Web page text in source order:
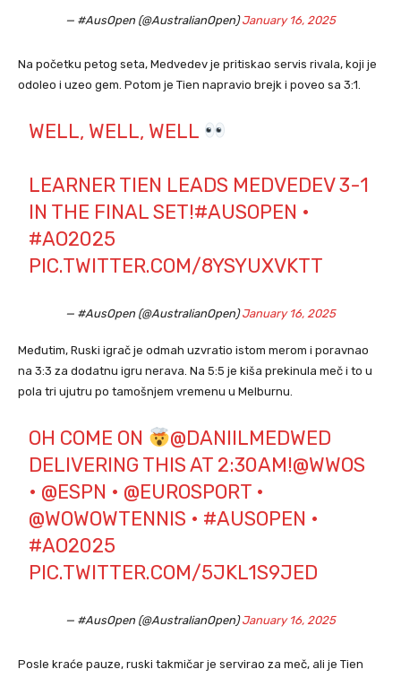
— #AusOpen (@AustralianOpen)January 16, 2025
Na početku petog seta, Medvedev je pritiskao servis rivala, koji je
odoleo i uzeo gem. Potom je Tien napravio brejk i poveo sa 3:1.
WELL, WELL, WELL
LEARNER TIEN LEADS MEDVEDEV 3-1
IN THE FINAL SET!#AUSOPEN •
#AO2025
PIC.TWITTER.COM/8YSYUXVKTT
— #AusOpen (@AustralianOpen)January 16, 2025
Međutim, Ruski igrač je odmah uzvratio istom merom i poravnao
na 3:3 za dodatnu igru nerava. Na 5:5 je kiša prekinula meč i to u
pola tri ujutru po tamošnjem vremenu u Melburnu.
OH COME ON
@DANIILMEDWED
DELIVERING THIS AT 2:30AM!@WWOS
• @ESPN • @EUROSPORT •
@WOWOWTENNIS • #AUSOPEN •
#AO2025
PIC.TWITTER.COM/5JKL1S9JED
— #AusOpen (@AustralianOpen)January 16, 2025
Posle kraće pauze, ruski takmičar je servirao za meč, ali je Tien